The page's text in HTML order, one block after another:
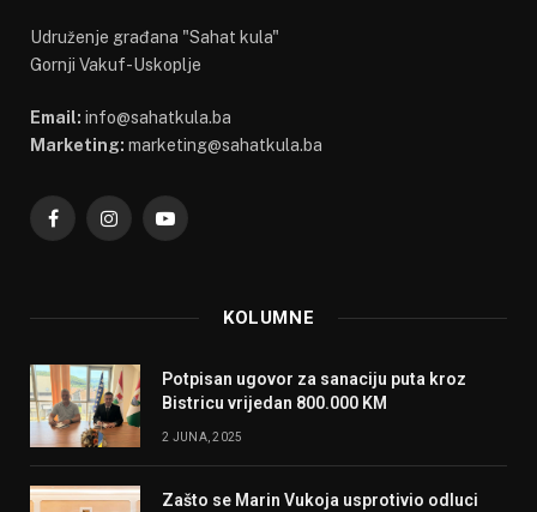
Udruženje građana "Sahat kula"
Gornji Vakuf-Uskoplje
Email: info@sahatkula.ba
Marketing: marketing@sahatkula.ba
FacebookInstagramYouTube
KOLUMNE
Potpisan ugovor za sanaciju puta kroz
Bistricu vrijedan 800.000 KM
2 JUNA, 2025
Zašto se Marin Vukoja usprotivio odluci